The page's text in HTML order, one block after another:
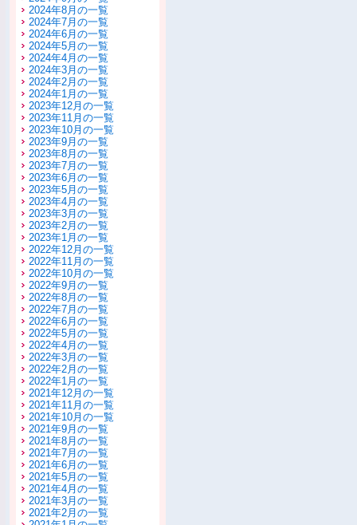
2024年8月の一覧
2024年7月の一覧
2024年6月の一覧
2024年5月の一覧
2024年4月の一覧
2024年3月の一覧
2024年2月の一覧
2024年1月の一覧
2023年12月の一覧
2023年11月の一覧
2023年10月の一覧
2023年9月の一覧
2023年8月の一覧
2023年7月の一覧
2023年6月の一覧
2023年5月の一覧
2023年4月の一覧
2023年3月の一覧
2023年2月の一覧
2023年1月の一覧
2022年12月の一覧
2022年11月の一覧
2022年10月の一覧
2022年9月の一覧
2022年8月の一覧
2022年7月の一覧
2022年6月の一覧
2022年5月の一覧
2022年4月の一覧
2022年3月の一覧
2022年2月の一覧
2022年1月の一覧
2021年12月の一覧
2021年11月の一覧
2021年10月の一覧
2021年9月の一覧
2021年8月の一覧
2021年7月の一覧
2021年6月の一覧
2021年5月の一覧
2021年4月の一覧
2021年3月の一覧
2021年2月の一覧